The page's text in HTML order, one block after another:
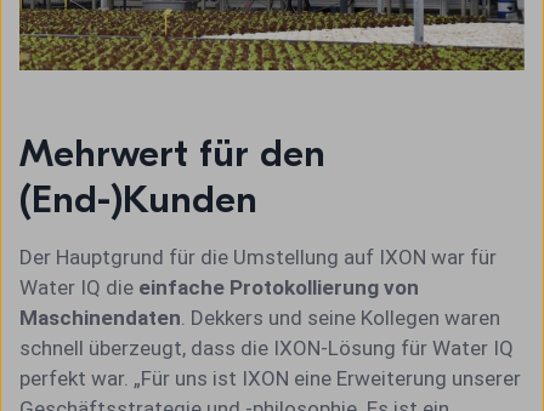
Mehrwert für den
(End-)Kunden
Der Hauptgrund für die Umstellung auf IXON war für
Water IQ die einfache Protokollierung von
Maschinendaten . Dekkers und seine Kollegen waren
schnell überzeugt, dass die IXON-Lösung für Water IQ
perfekt war. „Für uns ist IXON eine Erweiterung unserer